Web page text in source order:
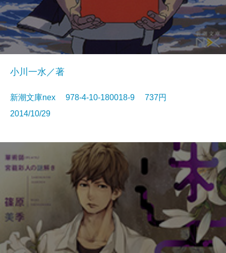
小川一水／著
新潮文庫nex 978-4-10-180018-9 737円
2014/10/29